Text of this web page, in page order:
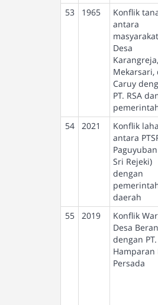
53 1965
Konflik
antara
masyarakat
Desa
Karangreja,
Mekarsari,
Caruy
PT. RSA
54 2021
Konflik
antara
Sri Rejeki)
dengan
daerah
55 2019
Konflik
Desa
dengan
Hamparan
Persada